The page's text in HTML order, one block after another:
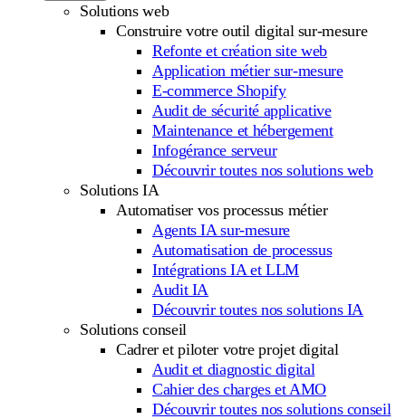
Solutions web
Construire votre outil digital sur-mesure
Refonte et création site web
Application métier sur-mesure
E-commerce Shopify
Audit de sécurité applicative
Maintenance et hébergement
Infogérance serveur
Découvrir toutes nos solutions web
Solutions IA
Automatiser vos processus métier
Agents IA sur-mesure
Automatisation de processus
Intégrations IA et LLM
Audit IA
Découvrir toutes nos solutions IA
Solutions conseil
Cadrer et piloter votre projet digital
Audit et diagnostic digital
Cahier des charges et AMO
Découvrir toutes nos solutions conseil